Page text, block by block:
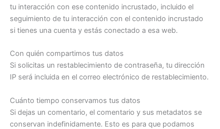
tu interacción con ese contenido incrustado, incluido el
seguimiento de tu interacción con el contenido incrustado
si tienes una cuenta y estás conectado a esa web.
Con quién compartimos tus datos
Si solicitas un restablecimiento de contraseña, tu dirección
IP será incluida en el correo electrónico de restablecimiento.
Cuánto tiempo conservamos tus datos
Si dejas un comentario, el comentario y sus metadatos se
conservan indefinidamente. Esto es para que podamos